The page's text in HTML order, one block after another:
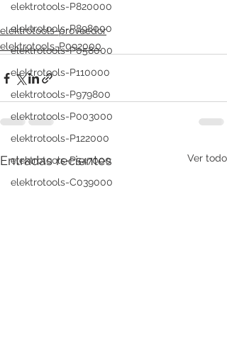
elektrotools-P820000
elektrotools-P898000
elektrotools-P058000
elektrotools-P110000
elektrotools-P979800
elektrotools-P003000
elektrotools-P122000
elektrotools-P547000
elektrotools-C039000
elektrotools-proveedor
elektrotools-P092000
Entradas recientes Ver todo